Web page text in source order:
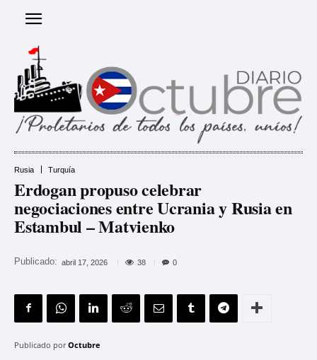
Rusia Turquía
Erdogan propuso celebrar
negociaciones entre Ucrania y Rusia en
Estambul – Matvienko
Publicado: abril 17, 2026 38 0
Publicado por Octubre